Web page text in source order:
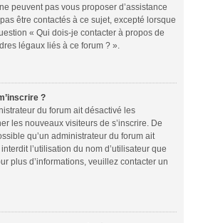
peuvent pas vous proposer d’assistance
être contactés à ce sujet, excepté lorsque
« Qui dois-je contacter à propos de
légaux liés à ce forum ? ».
?
du forum ait désactivé les
les nouveaux visiteurs de s’inscrire. De
qu’un administrateur du forum ait
l’utilisation du nom d’utilisateur que
plus d’informations, veuillez contacter un